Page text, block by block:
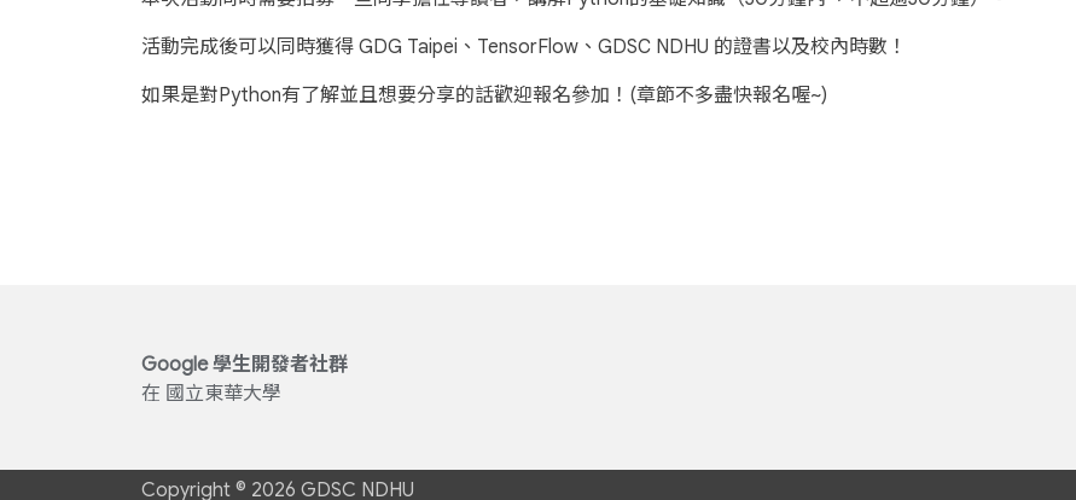
活動完成後可以同時獲得 GDG Taipei、TensorFlow、GDSC NDHU 的證書以及校內時數！
如果是對Python有了解並且想要分享的話歡迎報名參加！(章節不多盡快報名喔~)
Google 學生開發者社群
在 國立東華大學
Copyright © 2026 GDSC NDHU